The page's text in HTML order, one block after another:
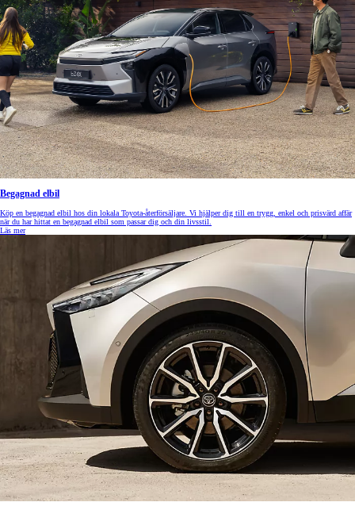
Begagnad elbil
Köp en begagnad elbil hos din lokala Toyota-återförsäljare. Vi hjälper dig till en trygg, enkel och prisvärd affär
när du har hittat en begagnad elbil som passar dig och din livsstil.
Läs mer